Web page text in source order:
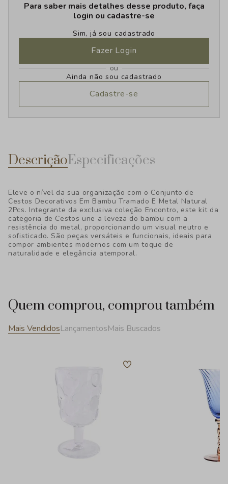
Para saber mais detalhes desse produto, faça
login ou cadastre-se
Sim, já sou cadastrado
Fazer Login
ou
Ainda não sou cadastrado
Cadastre-se
DescriçãoEspecificações
Eleve o nível da sua organização com o Conjunto de
Cestos Decorativos Em Bambu Tramado E Metal Natural
2Pcs. Integrante da exclusiva coleção Encontro, este kit da
categoria de Cestos une a leveza do bambu com a
resistência do metal, proporcionando um visual neutro e
sofisticado. São peças versáteis e funcionais, ideais para
compor ambientes modernos com um toque de
naturalidade e elegância atemporal.
Quem comprou, comprou também
Mais VendidosLançamentosMais Buscados